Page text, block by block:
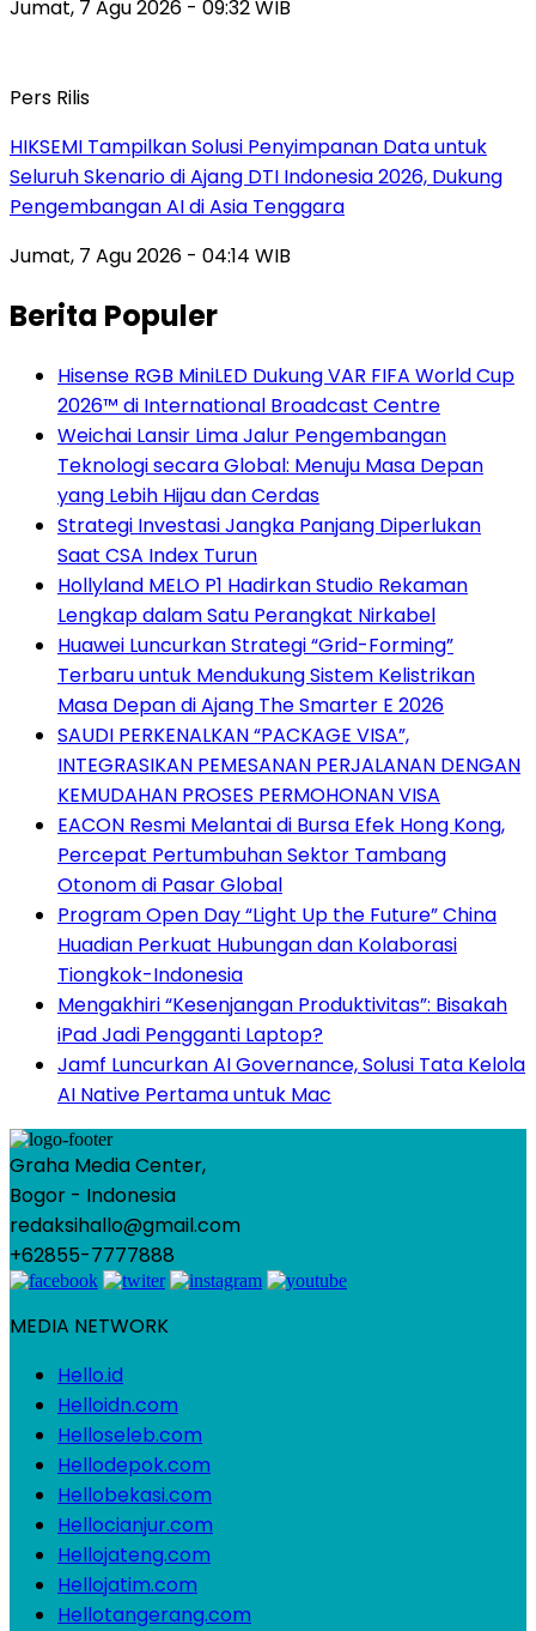
Jumat, 7 Agu 2026 - 09:32 WIB
Pers Rilis
HIKSEMI Tampilkan Solusi Penyimpanan Data untuk
Seluruh Skenario di Ajang DTI Indonesia 2026, Dukung
Pengembangan AI di Asia Tenggara
Jumat, 7 Agu 2026 - 04:14 WIB
Berita Populer
Hisense RGB MiniLED Dukung VAR FIFA World Cup
2026™ di International Broadcast Centre
Weichai Lansir Lima Jalur Pengembangan
Teknologi secara Global: Menuju Masa Depan
yang Lebih Hijau dan Cerdas
Strategi Investasi Jangka Panjang Diperlukan
Saat CSA Index Turun
Hollyland MELO P1 Hadirkan Studio Rekaman
Lengkap dalam Satu Perangkat Nirkabel
Huawei Luncurkan Strategi “Grid-Forming”
Terbaru untuk Mendukung Sistem Kelistrikan
Masa Depan di Ajang The Smarter E 2026
SAUDI PERKENALKAN “PACKAGE VISA”,
INTEGRASIKAN PEMESANAN PERJALANAN DENGAN
KEMUDAHAN PROSES PERMOHONAN VISA
EACON Resmi Melantai di Bursa Efek Hong Kong,
Percepat Pertumbuhan Sektor Tambang
Otonom di Pasar Global
Program Open Day “Light Up the Future” China
Huadian Perkuat Hubungan dan Kolaborasi
Tiongkok-Indonesia
Mengakhiri “Kesenjangan Produktivitas”: Bisakah
iPad Jadi Pengganti Laptop?
Jamf Luncurkan AI Governance, Solusi Tata Kelola
AI Native Pertama untuk Mac
Graha Media Center,
Bogor - Indonesia
redaksihallo@gmail.com
+62855-7777888
MEDIA NETWORK
Hello.id
Helloidn.com
Helloseleb.com
Hellodepok.com
Hellobekasi.com
Hellocianjur.com
Hellojateng.com
Hellojatim.com
Hellotangerang.com